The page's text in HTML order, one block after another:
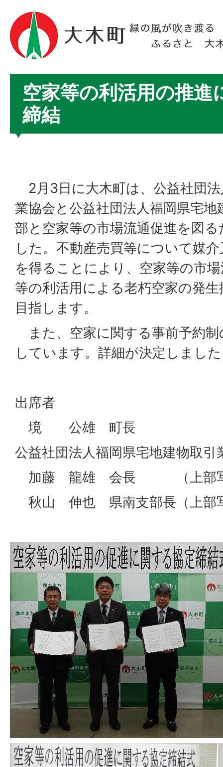
空家等の利活用の推進
締結
2月3日に大木町は、公益社団
業協会と公益社団法人福岡県宅地
部と空家等の市場流通促進を図
した。不動産売買等について媒
を得ることにより、空家等の市
等の利活用による老朽空家の発
目指します。
また、空家に関する事前予約制
しています。詳細が決定しまし
出席者
境 公雄 町長
公益社団法人福岡県宅地建物取
加藤 龍雄 会長 （上部写
秋山 伸也 県南支部長（上部